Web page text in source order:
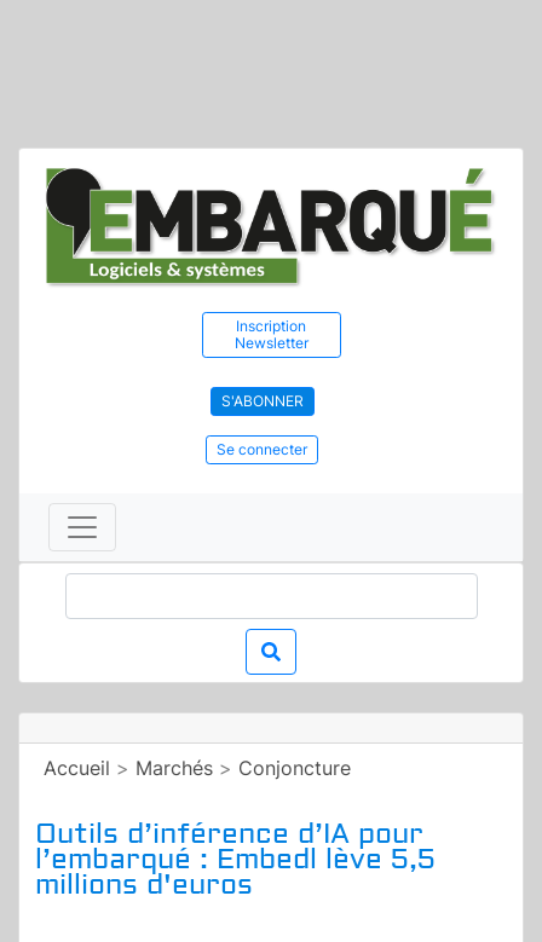
Inscription
Newsletter
S'ABONNER
Se connecter
Accueil > Marchés > Conjoncture
Outils d’inférence d’IA pour
l’embarqué : Embedl lève 5,5
millions d'euros